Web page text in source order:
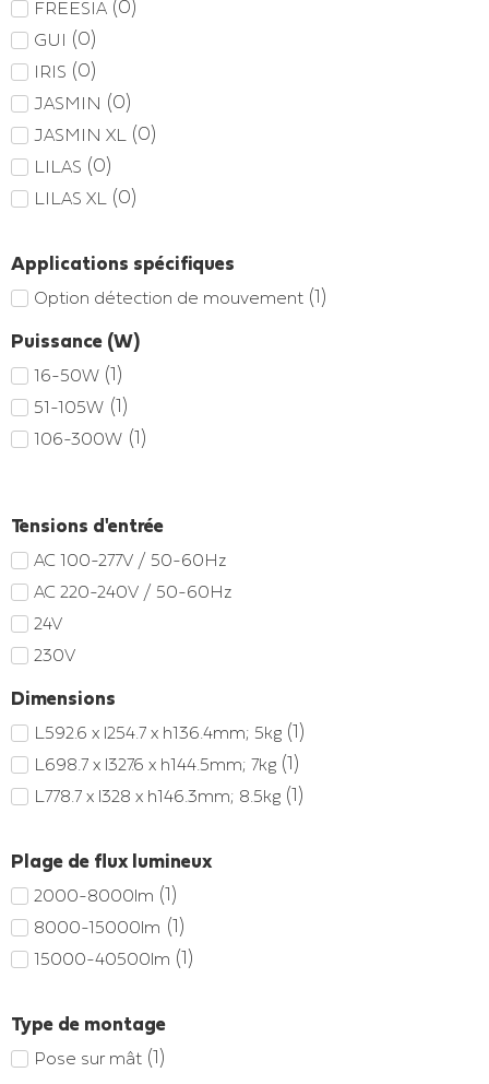
FREESIA (0)
GUI (0)
IRIS (0)
JASMIN (0)
JASMIN XL (0)
LILAS (0)
LILAS XL (0)
Applications spécifiques
Option détection de mouvement (1)
Puissance (W)
16-50W (1)
51-105W (1)
106-300W (1)
Tensions d'entrée
AC 100-277V / 50-60Hz
AC 220-240V / 50-60Hz
24V
230V
Dimensions
L592.6 x l254.7 x h136.4mm; 5kg (1)
L698.7 x l327.6 x h144.5mm; 7kg (1)
L778.7 x l328 x h146.3mm; 8.5kg (1)
Plage de flux lumineux
2000-8000lm (1)
8000-15000lm (1)
15000-40500lm (1)
Type de montage
Pose sur mât (1)